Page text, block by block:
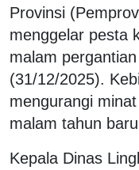
Provinsi
menggelar pesta
malam
(31/12/2025).
mengurangi
malam tahun
Kepala Dinas